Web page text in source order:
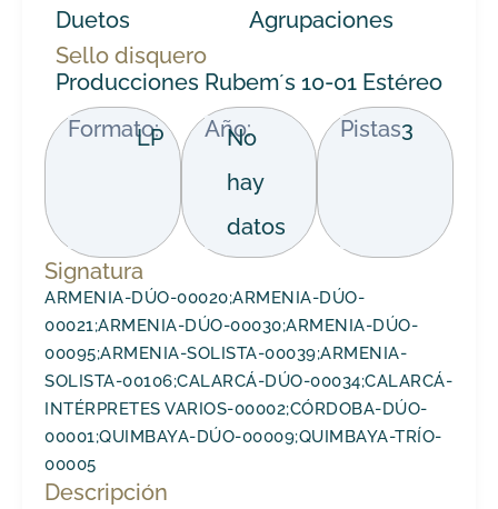
Duetos
Agrupaciones
Sello disquero
Producciones Rubem´s 10-01 Estéreo
Formato:
LP Año:
No
hay
datos
Pistas3
Signatura
ARMENIA-DÚO-00020;ARMENIA-DÚO-
00021;ARMENIA-DÚO-00030;ARMENIA-DÚO-
00095;ARMENIA-SOLISTA-00039;ARMENIA-
SOLISTA-00106;CALARCÁ-DÚO-00034;CALARCÁ-
INTÉRPRETES VARIOS-00002;CÓRDOBA-DÚO-
00001;QUIMBAYA-DÚO-00009;QUIMBAYA-TRÍO-
00005
Descripción